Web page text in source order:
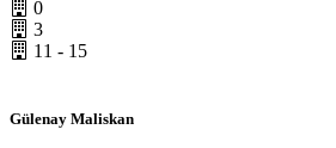
0
3
11 - 15
Gülenay Maliskan